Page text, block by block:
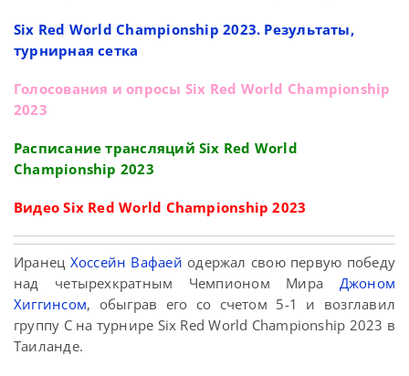
Six Red World Championship 2023. Результаты,
турнирная сетка
Голосования и опросы Six Red World Championship
2023
Расписание трансляций Six Red World
Championship 2023
Видео Six Red World Championship 2023
Иранец Хоссейн Вафаей одержал свою первую победу
над четырехкратным Чемпионом Мира Джоном
Хиггинсом, обыграв его со счетом 5-1 и возглавил
группу C на турнире Six Red World Championship 2023 в
Таиланде.